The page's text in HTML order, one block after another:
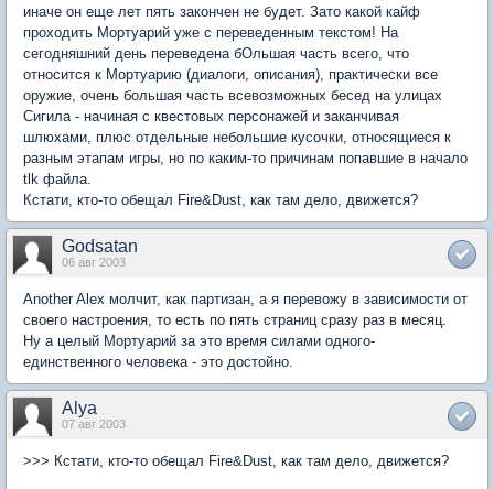
иначе он еще лет пять закончен не будет. Зато какой кайф
проходить Мортуарий уже с переведенным текстом! На
сегодняшний день переведена бОльшая часть всего, что
относится к Мортуарию (диалоги, описания), практически все
оружие, очень большая часть всевозможных бесед на улицах
Сигила - начиная с квестовых персонажей и заканчивая
шлюхами, плюс отдельные небольшие кусочки, относящиеся к
разным этапам игры, но по каким-то причинам попавшие в начало
tlk файла.
Кстати, кто-то обещал Fire&Dust, как там дело, движется?
Godsatan
06 авг 2003
Another Alex молчит, как партизан, а я перевожу в зависимости от
своего настроения, то есть по пять страниц сразу раз в месяц.
Ну а целый Мортуарий за это время силами одного-
единственного человека - это достойно.
Alya
07 авг 2003
>>> Кстати, кто-то обещал Fire&Dust, как там дело, движется?